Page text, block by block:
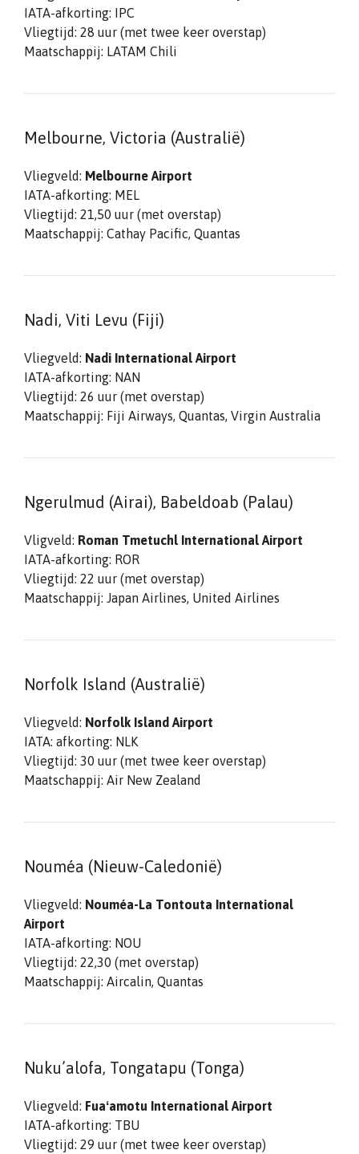
IATA-afkorting: IPC
Vliegtijd: 28 uur (met twee keer overstap)
Maatschappij: LATAM Chili
Melbourne, Victoria (Australië)
Vliegveld: Melbourne Airport
IATA-afkorting: MEL
Vliegtijd: 21,50 uur (met overstap)
Maatschappij: Cathay Pacific, Quantas
Nadi, Viti Levu (Fiji)
Vliegveld: Nadi International Airport
IATA-afkorting: NAN
Vliegtijd: 26 uur (met overstap)
Maatschappij: Fiji Airways, Quantas, Virgin Australia
Ngerulmud (Airai), Babeldoab (Palau)
Vligveld: Roman Tmetuchl International Airport
IATA-afkorting: ROR
Vliegtijd: 22 uur (met overstap)
Maatschappij: Japan Airlines, United Airlines
Norfolk Island (Australië)
Vliegveld: Norfolk Island Airport
IATA: afkorting: NLK
Vliegtijd: 30 uur (met twee keer overstap)
Maatschappij: Air New Zealand
Nouméa (Nieuw-Caledonië)
Vliegveld: Nouméa-La Tontouta International
Airport
IATA-afkorting: NOU
Vliegtijd: 22,30 (met overstap)
Maatschappij: Aircalin, Quantas
Nuku’alofa, Tongatapu (Tonga)
Vliegveld: Fuaʻamotu International Airport
IATA-afkorting: TBU
Vliegtijd: 29 uur (met twee keer overstap)